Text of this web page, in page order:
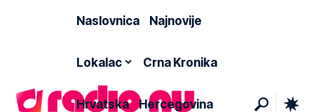
Naslovnica Najnovije
Lokalac Crna Kronika
Hrvatska Hercegovina